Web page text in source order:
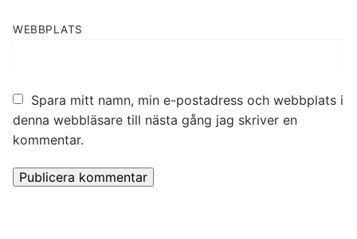
WEBBPLATS
Spara mitt namn, min e-postadress och webbplats i
denna webbläsare till nästa gång jag skriver en
kommentar.